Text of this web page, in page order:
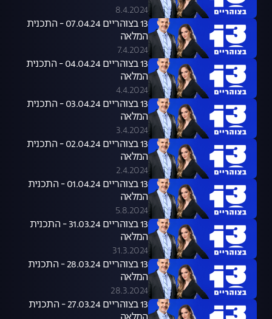
8.4.2024
13 בצוהריים 07.04.24 - התכנית
המלאה
7.4.2024
13 בצוהריים 04.04.24 - התכנית
המלאה
4.4.2024
13 בצוהריים 03.04.24 - התכנית
המלאה
3.4.2024
13 בצוהריים 02.04.24 - התכנית
המלאה
2.4.2024
13 בצוהריים 01.04.24 - התכנית
המלאה
5.8.2024
13 בצוהריים 31.03.24 - התכנית
המלאה
31.3.2024
13 בצוהריים 28.03.24 - התכנית
המלאה
28.3.2024
13 בצוהריים 27.03.24 - התכנית